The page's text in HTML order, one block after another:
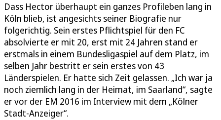
Dass Hector überhaupt ein ganzes Profileben lang in
Köln blieb, ist angesichts seiner Biografie nur
folgerichtig. Sein erstes Pflichtspiel für den FC
absolvierte er mit 20, erst mit 24 Jahren stand er
erstmals in einem Bundesligaspiel auf dem Platz, im
selben Jahr bestritt er sein erstes von 43
Länderspielen. Er hatte sich Zeit gelassen. „Ich war ja
noch ziemlich lang in der Heimat, im Saarland“, sagte
er vor der EM 2016 im Interview mit dem „Kölner
Stadt-Anzeiger“.